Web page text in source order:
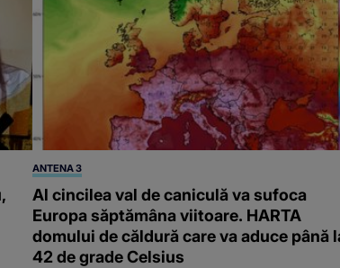
ANTENA 3
Al cincilea val de caniculă va sufoca
Europa săptămâna viitoare. HARTA
domului de căldură care va aduce până
42 de grade Celsius